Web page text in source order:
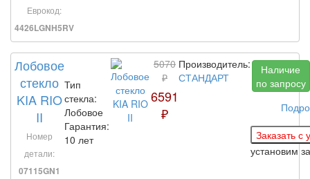
Еврокод:
4426LGNH5RV
Лобовое
стекло
KIA RIO
II
Номер
детали:
07115GN1
Тип
стекла:
Лобовое
Гарантия:
10 лет
5070
₽
6591
₽
Производитель:
СТАНДАРТ
Наличие
по запросу
установим